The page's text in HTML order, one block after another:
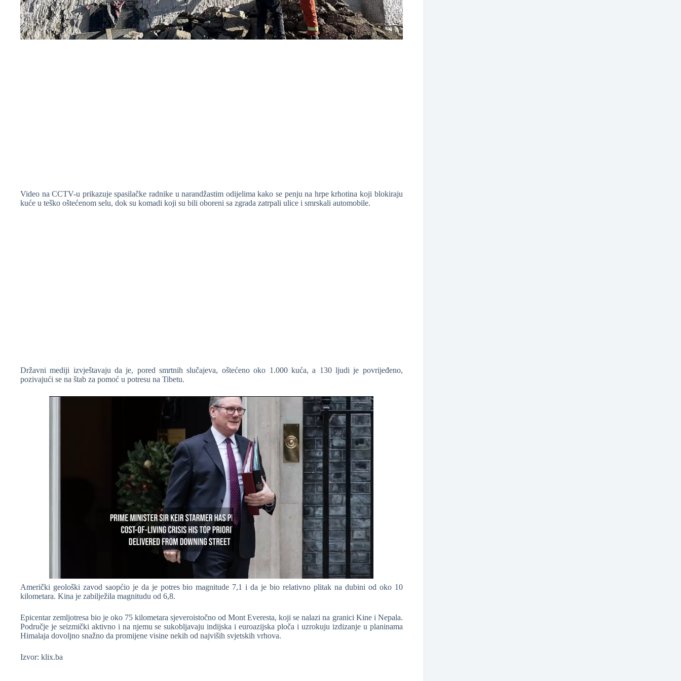
Video na CCTV-u prikazuje spasilačke radnike u narandžastim odijelima kako se penju na hrpe krhotina koji blokiraju
kuće u teško oštećenom selu, dok su komadi koji su bili oboreni sa zgrada zatrpali ulice i smrskali automobile.
Državni mediji izvještavaju da je, pored smrtnih slučajeva, oštećeno oko 1.000 kuća, a 130 ljudi je povrijeđeno,
pozivajući se na štab za pomoć u potresu na Tibetu.
Američki geološki zavod saopćio je da je potres bio magnitude 7,1 i da je bio relativno plitak na dubini od oko 10
kilometara. Kina je zabilježila magnitudu od 6,8.
Epicentar zemljotresa bio je oko 75 kilometara sjeveroistočno od Mont Everesta, koji se nalazi na granici Kine i Nepala.
Područje je seizmički aktivno i na njemu se sukobljavaju indijska i euroazijska ploča i uzrokuju izdizanje u planinama
Himalaja dovoljno snažno da promijene visine nekih od najviših svjetskih vrhova.
Izvor: klix.ba